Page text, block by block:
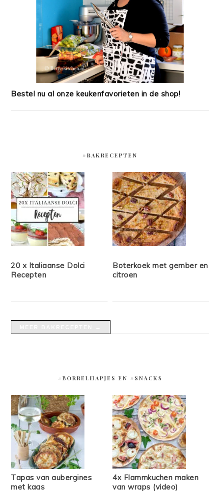
Bestel nu al onze keukenfavorieten in de shop!
#BAKRECEPTEN
20 x Italiaanse Dolci
Recepten
Boterkoek met gember en
citroen
#BORRELHAPJES EN #SNACKS
Tapas van aubergines
met kaas
4x Flammkuchen maken
van wraps (video)